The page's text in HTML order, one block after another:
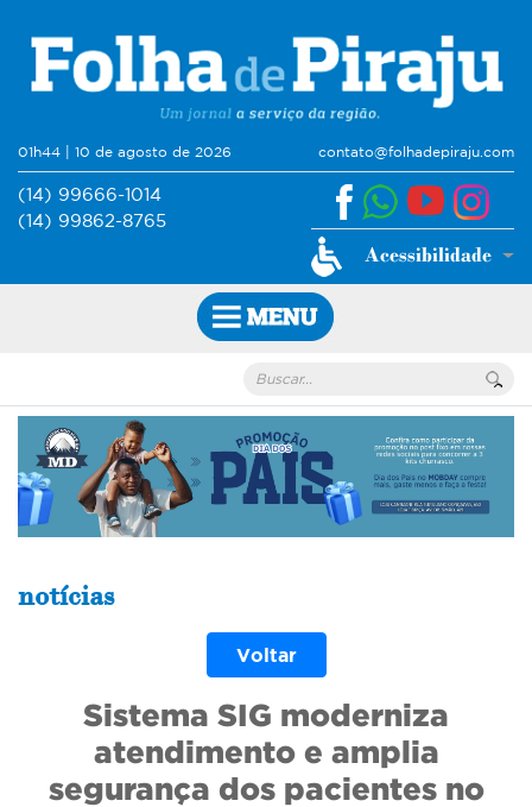
01h44 | 10 de agosto de 2026 contato@folhadepiraju.com
(14) 99666-1014
(14) 99862-8765
notícias
Voltar
Sistema SIG moderniza
atendimento e amplia
segurança dos pacientes no